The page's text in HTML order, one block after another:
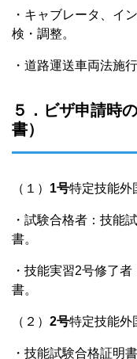
・キャブレータ、イ
検・調整。
・道路運送車両法施
５．ビザ申請時
書）
（１） 1号特定技能外
・試験合格者：技能
書。
・技能実習2号修了
書。
（２） 2号特定技能外
・技能試験合格証明